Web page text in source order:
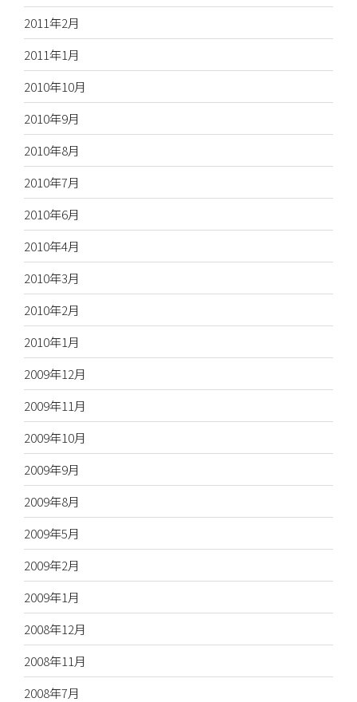
2011年2月
2011年1月
2010年10月
2010年9月
2010年8月
2010年7月
2010年6月
2010年4月
2010年3月
2010年2月
2010年1月
2009年12月
2009年11月
2009年10月
2009年9月
2009年8月
2009年5月
2009年2月
2009年1月
2008年12月
2008年11月
2008年7月